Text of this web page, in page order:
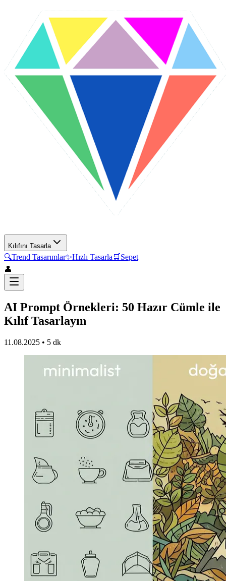
Kılıfını Tasarla
🔍Trend Tasarımlar✨Hızlı Tasarla 🛒 Sepet
👤
AI Prompt Örnekleri: 50 Hazır Cümle ile
Kılıf Tasarlayın
11.08.2025 • 5 dk